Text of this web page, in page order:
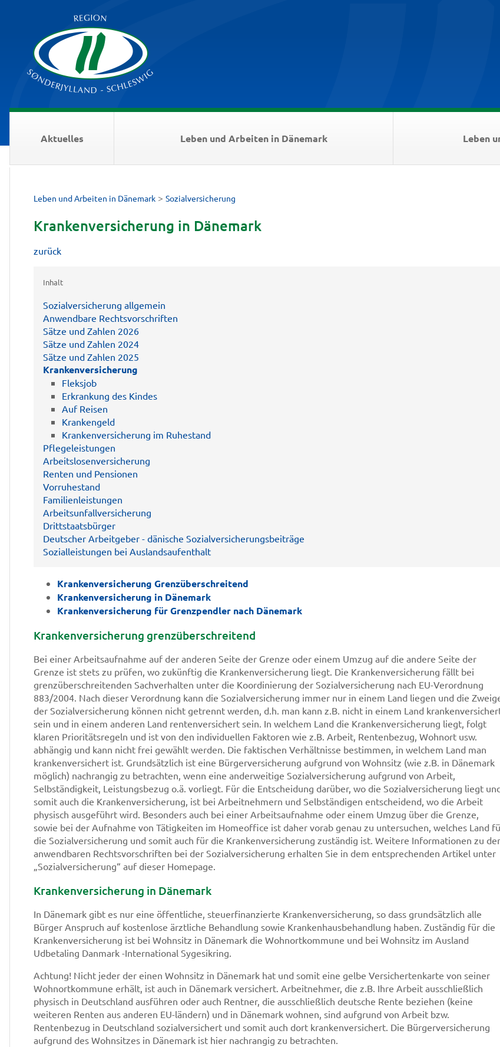
Aktuelles Leben und Arbeiten in Dänemark Leben
Leben und Arbeiten in Dänemark > Sozialversicherung
Krankenversicherung in Dänemark
zurück
Inhalt
Sozialversicherung allgemein
Anwendbare Rechtsvorschriften
Sätze und Zahlen 2026
Sätze und Zahlen 2024
Sätze und Zahlen 2025
Krankenversicherung
Fleksjob
Erkrankung des Kindes
Auf Reisen
Krankengeld
Krankenversicherung im Ruhestand
Pflegeleistungen
Arbeitslosenversicherung
Renten und Pensionen
Vorruhestand
Familienleistungen
Arbeitsunfallversicherung
Drittstaatsbürger
Deutscher Arbeitgeber - dänische Sozialversicherungsbeiträge
Sozialleistungen bei Auslandsaufenthalt
Krankenversicherung Grenzüberschreitend
Krankenversicherung in Dänemark
Krankenversicherung für Grenzpendler nach Dänemark
Krankenversicherung grenzüberschreitend
Bei einer Arbeitsaufnahme auf der anderen Seite der Grenze oder einem Umzug auf die andere Seite der
Grenze ist stets zu prüfen, wo zukünftig die Krankenversicherung liegt. Die Krankenversicherung fällt bei
grenzüberschreitenden Sachverhalten unter die Koordinierung der Sozialversicherung nach EU-Verordnung
883/2004. Nach dieser Verordnung kann die Sozialversicherung immer nur in einem Land liegen und die
der Sozialversicherung können nicht getrennt werden, d.h. man kann z.B. nicht in einem Land
sein und in einem anderen Land rentenversichert sein. In welchem Land die Krankenversicherung liegt, folgt
klaren Prioritätsregeln und ist von den individuellen Faktoren wie z.B. Arbeit, Rentenbezug, Wohnort usw.
abhängig und kann nicht frei gewählt werden. Die faktischen Verhältnisse bestimmen, in welchem Land man
krankenversichert ist. Grundsätzlich ist eine Bürgerversicherung aufgrund von Wohnsitz (wie z.B. in Dänemark
möglich) nachrangig zu betrachten, wenn eine anderweitige Sozialversicherung aufgrund von Arbeit,
Selbständigkeit, Leistungsbezug o.ä. vorliegt. Für die Entscheidung darüber, wo die Sozialversicherung liegt
somit auch die Krankenversicherung, ist bei Arbeitnehmern und Selbständigen entscheidend, wo die Arbeit
physisch ausgeführt wird. Besonders auch bei einer Arbeitsaufnahme oder einem Umzug über die Grenze,
sowie bei der Aufnahme von Tätigkeiten im Homeoffice ist daher vorab genau zu untersuchen, welches Land
die Sozialversicherung und somit auch für die Krankenversicherung zuständig ist. Weitere Informationen zu
anwendbaren Rechtsvorschriften bei der Sozialversicherung erhalten Sie in dem entsprechenden Artikel unter
„Sozialversicherung“ auf dieser Homepage.
Krankenversicherung in Dänemark
In Dänemark gibt es nur eine öffentliche, steuerfinanzierte Krankenversicherung, so dass grundsätzlich alle
Bürger Anspruch auf kostenlose ärztliche Behandlung sowie Krankenhausbehandlung haben. Zuständig für die
Krankenversicherung ist bei Wohnsitz in Dänemark die Wohnortkommune und bei Wohnsitz im Ausland
Udbetaling Danmark -International Sygesikring.
Achtung! Nicht jeder der einen Wohnsitz in Dänemark hat und somit eine gelbe Versichertenkarte von seiner
Wohnortkommune erhält, ist auch in Dänemark versichert. Arbeitnehmer, die z.B. Ihre Arbeit ausschließlich
physisch in Deutschland ausführen oder auch Rentner, die ausschließlich deutsche Rente beziehen (keine
weiteren Renten aus anderen EU-ländern) und in Dänemark wohnen, sind aufgrund von Arbeit bzw.
Rentenbezug in Deutschland sozialversichert und somit auch dort krankenversichert. Die Bürgerversicherung
aufgrund des Wohnsitzes in Dänemark ist hier nachrangig zu betrachten.